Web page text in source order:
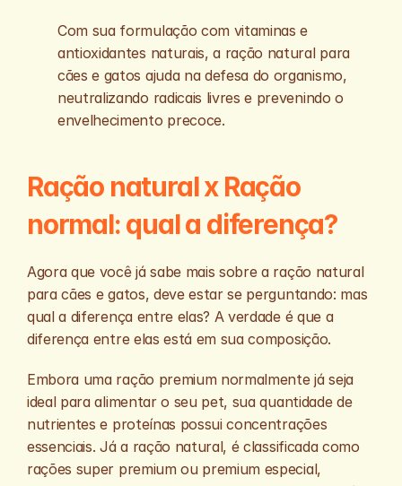
Com sua formulação com vitaminas e
antioxidantes naturais, a ração natural para
cães e gatos ajuda na defesa do organismo,
neutralizando radicais livres e prevenindo o
envelhecimento precoce.
Ração natural x Ração
normal: qual a diferença?
Agora que você já sabe mais sobre a ração natural
para cães e gatos, deve estar se perguntando: mas
qual a diferença entre elas? A verdade é que a
diferença entre elas está em sua composição.
Embora uma ração premium normalmente já seja
ideal para alimentar o seu pet, sua quantidade de
nutrientes e proteínas possui concentrações
essenciais. Já a ração natural, é classificada como
rações super premium ou premium especial,